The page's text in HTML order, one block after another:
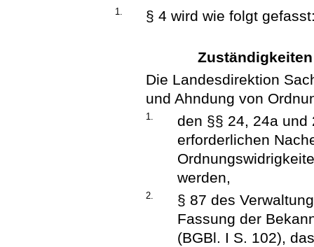
1. § 4 wird wie folgt
Die Landesdirektion
und Ahndung von
1.
den §§ 24, 24a und
erforderlichen
werden,
2.
§ 87 des
Fassung der
(BGBl. I S. 102),